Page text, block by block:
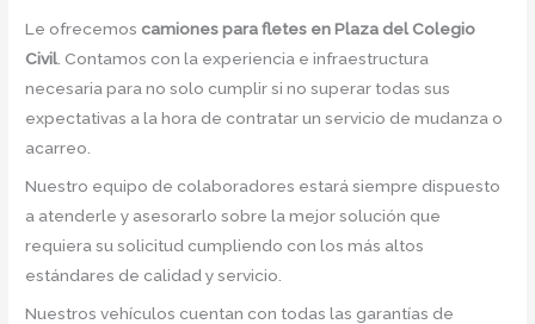
Le ofrecemos camiones para fletes en Plaza del Colegio
Civil . Contamos con la experiencia e infraestructura
necesaria para no solo cumplir si no superar todas sus
expectativas a la hora de contratar un servicio de mudanza o
acarreo.
Nuestro equipo de colaboradores estará siempre dispuesto
a atenderle y asesorarlo sobre la mejor solución que
requiera su solicitud cumpliendo con los más altos
estándares de calidad y servicio.
Nuestros vehículos cuentan con todas las garantías de